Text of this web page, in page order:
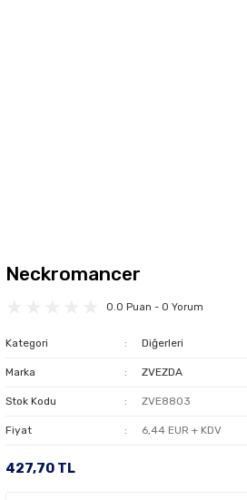
Neckromancer
0.0 Puan - 0 Yorum
Kategori Diğerleri
Marka ZVEZDA
Stok Kodu ZVE8803
Fiyat 6,44 EUR + KDV
427,70 TL